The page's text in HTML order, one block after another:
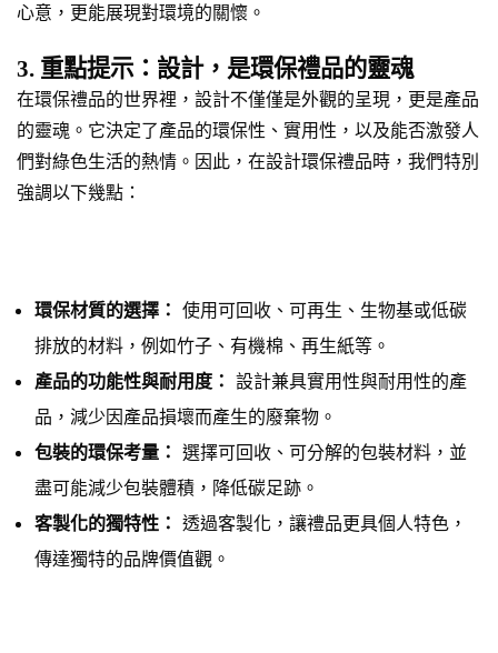
心意，更能展現對環境的關懷。
3. 重點提示：設計，是環保禮品的靈魂
在環保禮品的世界裡，設計不僅僅是外觀的呈現，更是產品
的靈魂。它決定了產品的環保性、實用性，以及能否激發人
們對綠色生活的熱情。因此，在設計環保禮品時，我們特別
強調以下幾點：
環保材質的選擇： 使用可回收、可再生、生物基或低碳
排放的材料，例如竹子、有機棉、再生紙等。
產品的功能性與耐用度： 設計兼具實用性與耐用性的產
品，減少因產品損壞而產生的廢棄物。
包裝的環保考量： 選擇可回收、可分解的包裝材料，並
盡可能減少包裝體積，降低碳足跡。
客製化的獨特性： 透過客製化，讓禮品更具個人特色，
傳達獨特的品牌價值觀。